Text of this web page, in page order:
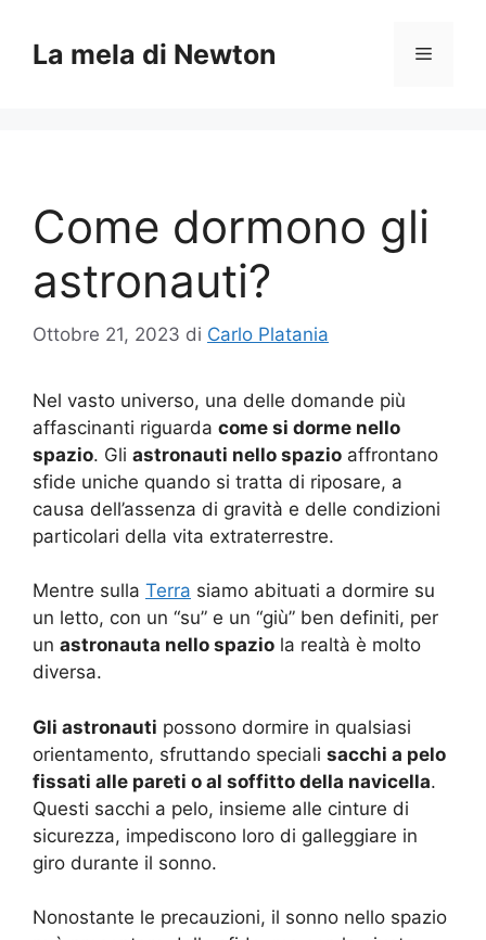
contenuto
La mela di Newton Menu
Come dormono gli
astronauti?
Ottobre 21, 2023 di Carlo Platania
Nel vasto universo, una delle domande più
affascinanti riguarda come si dorme nello
spazio. Gli astronauti nello spazio affrontano
sfide uniche quando si tratta di riposare, a
causa dell’assenza di gravità e delle condizioni
particolari della vita extraterrestre.
Mentre sulla Terra siamo abituati a dormire su
un letto, con un “su” e un “giù” ben definiti, per
un astronauta nello spazio la realtà è molto
diversa.
Gli astronauti possono dormire in qualsiasi
orientamento, sfruttando speciali sacchi a pelo
fissati alle pareti o al soffitto della navicella.
Questi sacchi a pelo, insieme alle cinture di
sicurezza, impediscono loro di galleggiare in
giro durante il sonno.
Nonostante le precauzioni, il sonno nello spazio